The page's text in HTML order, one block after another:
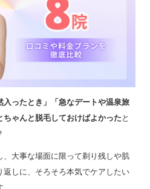
入ったとき」「急なデートや温泉旅
ゃんと脱毛しておけばよかった と
大事な場面に限って剃り残しや肌
しに、そろそろ本気でケアしたい